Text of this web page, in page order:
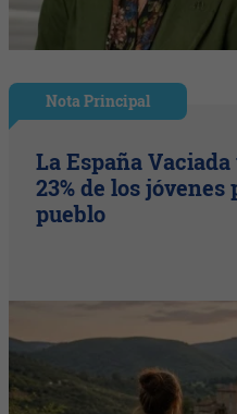
Nota Principal
La España
23% de los
pueblo